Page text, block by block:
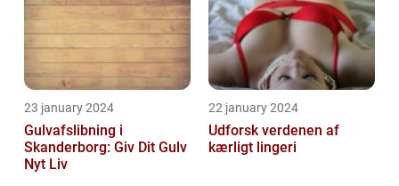
23 january 2024
Gulvafslibning i
Skanderborg: Giv Dit Gulv
Nyt Liv
22 january 2024
Udforsk verdenen af
kærligt lingeri